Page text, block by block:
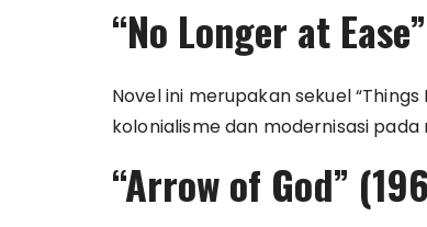
“No Longer at
Novel ini merupakan sekuel
kolonialisme dan modernisasi
“Arrow of God”